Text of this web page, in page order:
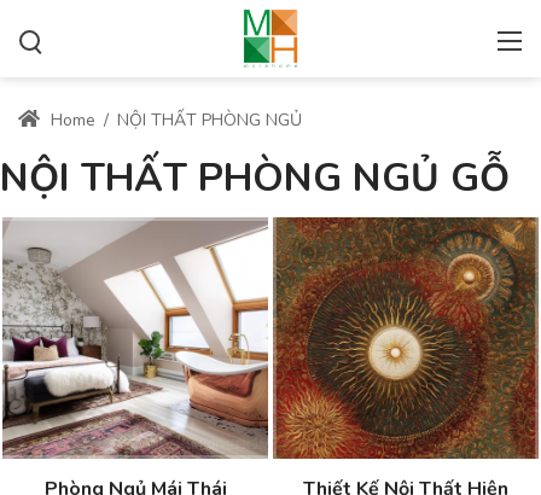
Home / NỘI THẤT PHÒNG NGỦ
NỘI THẤT PHÒNG NGỦ GỖ
Phòng Ngủ Mái Thái
Thiết Kế Nội Thất Hiện